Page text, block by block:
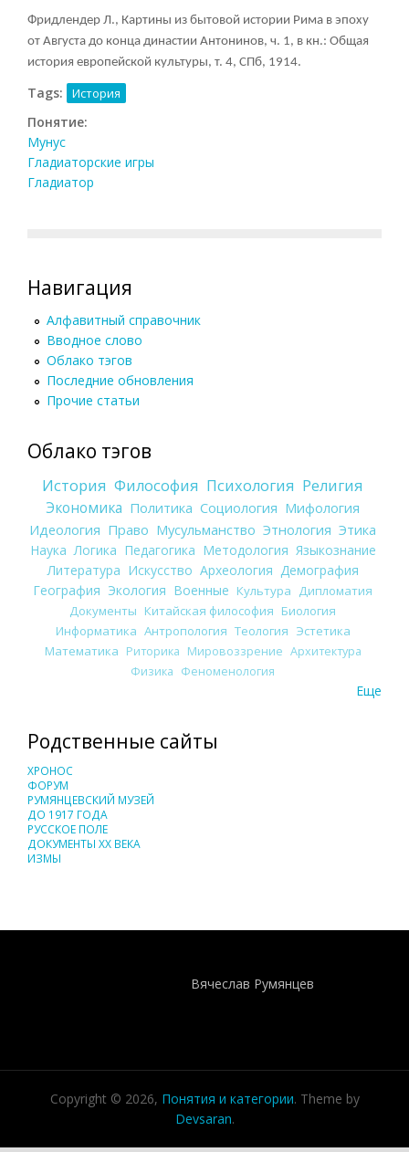
Фридлендер Л., Картины из бытовой истории Рима в эпоху
от Августа до конца династии Антонинов, ч. 1, в кн.: Общая
история европейской культуры, т. 4, СПб, 1914.
Tags: История
Понятие:
Мунус
Гладиаторские игры
Гладиатор
Навигация
Алфавитный справочник
Вводное слово
Облако тэгов
Последние обновления
Прочие статьи
Облако тэгов
История Философия Психология Религия
Экономика Политика Социология Мифология
Идеология Право Мусульманство Этнология Этика
Наука Логика Педагогика Методология Языкознание
Литература Искусство Археология Демография
География Экология Военные Культура
Дипломатия
Документы Китайская философия Биология
Информатика Антропология Теология Эстетика
Математика Риторика Мировоззрение Архитектура
Физика Феноменология
Еще
Родственные сайты
ХРОНОС
ФОРУМ
РУМЯНЦЕВСКИЙ МУЗЕЙ
ДО 1917 ГОДА
РУССКОЕ ПОЛЕ
ДОКУМЕНТЫ XX ВЕКА
ИЗМЫ
Вячеслав Румянцев
Copyright © 2026, Понятия и категории. Theme by
Devsaran.